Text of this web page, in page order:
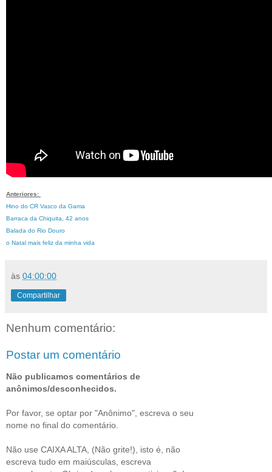
Anteriores:
Hino do CR Vasco da Gama
Barraca da Chiquita, 42 anos
Balada do Rio Douro
o Natal mais feliz da minha vida
às 04:00:00
Compartilhar
Nenhum comentário:
Postar um comentário
Não publicamos comentários de
anônimos/desconhecidos.
Por favor, se optar por "Anônimo", escreva o seu
nome no final do comentário.
Não use CAIXA ALTA, (Não grite!), isto é, não
escreva tudo em maiúsculas, escreva